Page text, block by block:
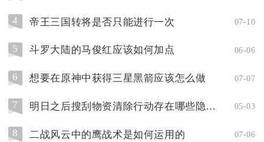
4 帝王三国转将是否只能进行一次 07-10
5 斗罗大陆的马俊红应该如何加点 06-06
6 想要在原神中获得三星黑箭应该怎么做 07-07
7 明日之后搜刮物资清除行动存在哪些隐藏任务 05-03
8 二战风云中的鹰战术是如何运用的 07-06